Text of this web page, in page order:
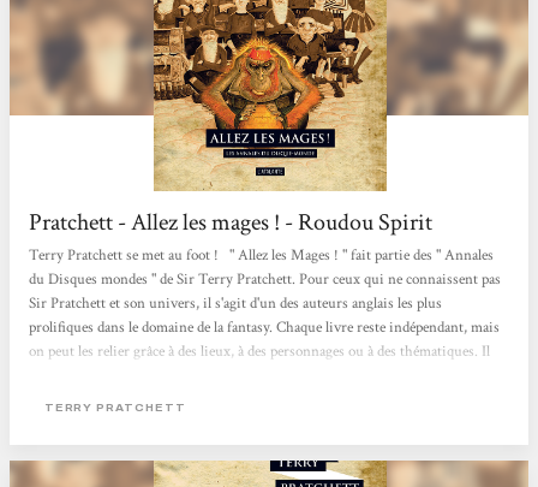
Pratchett - Allez les mages ! - Roudou Spirit
Terry Pratchett se met au foot ! " Allez les Mages ! " fait partie des " Annales
du Disques mondes " de Sir Terry Pratchett. Pour ceux qui ne connaissent pas
Sir Pratchett et son univers, il s'agit d'un des auteurs anglais les plus
prolifiques dans le domaine de la fantasy. Chaque livre reste indépendant, mais
on peut les relier grâce à des lieux, à des personnages ou à des thématiques. Il
trolls, gobelins et autres nains font partie du paysage. Revenons au volume du
TERRY PRATCHETT